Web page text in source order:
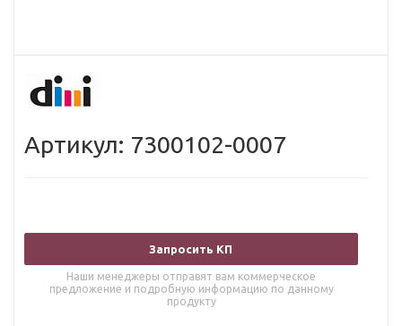
Артикул: 7300102-0007
Запросить КП
Наши менеджеры отправят вам коммерческое
предложение и подробную информацию по данному
продукту